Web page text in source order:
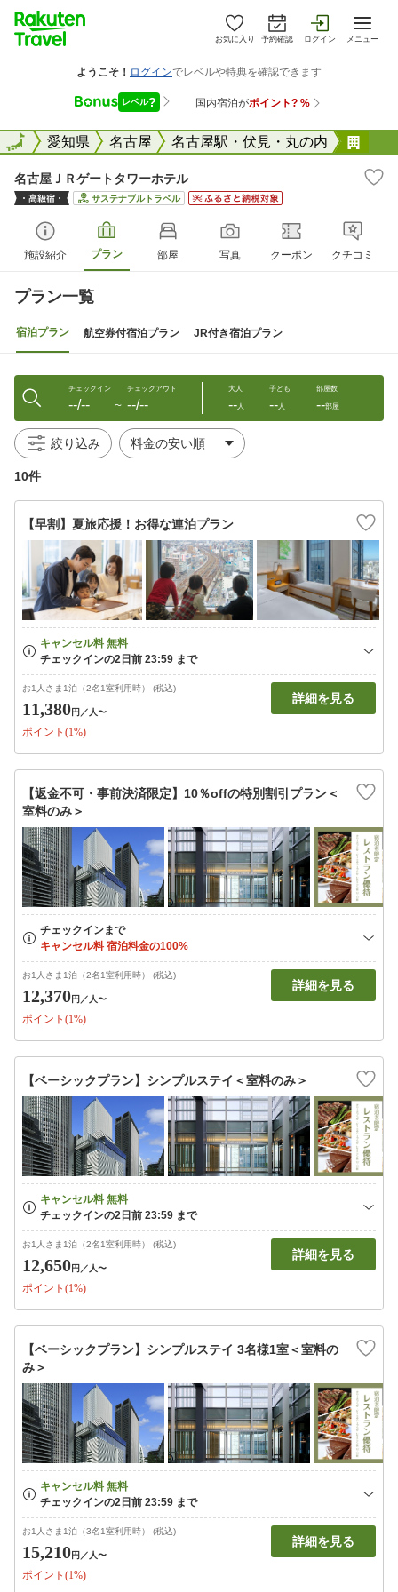
お気に入り 予約確認 ログイン メニュー
全国愛知県 名古屋 名古屋駅・伏見・丸の内
全国
名古屋ＪＲゲートタワーホテル
サステナブルトラベル
施設紹介 プラン 部屋 写真 クーポン クチコミ
プラン一覧
宿泊プラン 航空券付宿泊プラン JR付き宿泊プラン
チェックイン
--/-- 〜
チェックアウト
--/--
大人
--人
子ども
--人
部屋数
--部屋
絞り込み
10件
【早割】夏旅応援！お得な連泊プラン
お1人さま1泊（2名1室利用時） (税込)
11,380円 ／人〜
ポイント(1%)
詳細を見る
【返金不可・事前決済限定】10％offの特別割引プラン＜
室料のみ＞
お1人さま1泊（2名1室利用時） (税込)
12,370円 ／人〜
ポイント(1%)
詳細を見る
【ベーシックプラン】シンプルステイ＜室料のみ＞
お1人さま1泊（2名1室利用時） (税込)
12,650円 ／人〜
ポイント(1%)
詳細を見る
【ベーシックプラン】シンプルステイ 3名様1室＜室料の
み＞
お1人さま1泊（3名1室利用時） (税込)
15,210円 ／人〜
ポイント(1%)
詳細を見る